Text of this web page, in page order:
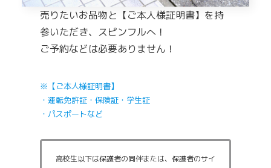
売りたいお品物と【ご本人様証明書】を持
参いただき、スピンフルへ！
ご予約などは必要ありません！
※【ご本人様証明書】
・運転免許証・保険証・学生証
・パスポートなど
高校生以下は保護者の同伴または、保護者のサイ